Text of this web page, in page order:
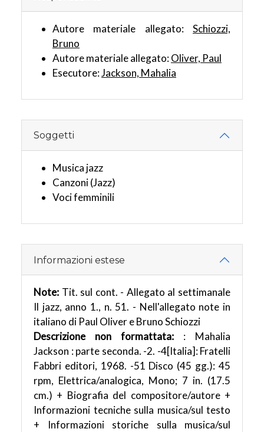
Autore materiale allegato: Schiozzi,
Bruno
Autore materiale allegato:Oliver, Paul
Esecutore:Jackson, Mahalia
Soggetti
Musica jazz
Canzoni (Jazz)
Voci femminili
Informazioni estese
Note: Tit. sul cont. - Allegato al settimanale
Il jazz, anno 1., n. 51. - Nell'allegato note in
italiano di Paul Oliver e Bruno Schiozzi
Descrizione non formattata: : Mahalia
Jackson : parte seconda. -2. -4[Italia]: Fratelli
Fabbri editori, 1968. -51 Disco (45 gg.): 45
rpm, Elettrica/analogica, Mono; 7 in. (17.5
cm.) + Biografia del compositore/autore +
Informazioni tecniche sulla musica/sul testo
+ Informazioni storiche sulla musica/sul